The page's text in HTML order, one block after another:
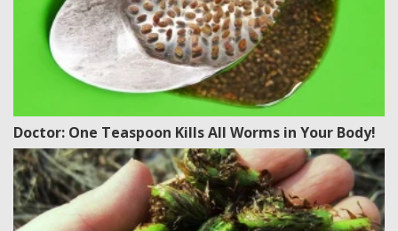
Doctor: One Teaspoon Kills All Worms in Your Body!